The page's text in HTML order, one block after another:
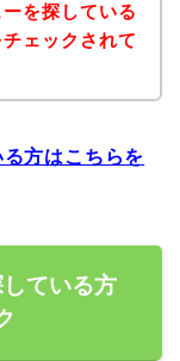
を探している
ェックされて
方はこちらを
ている方